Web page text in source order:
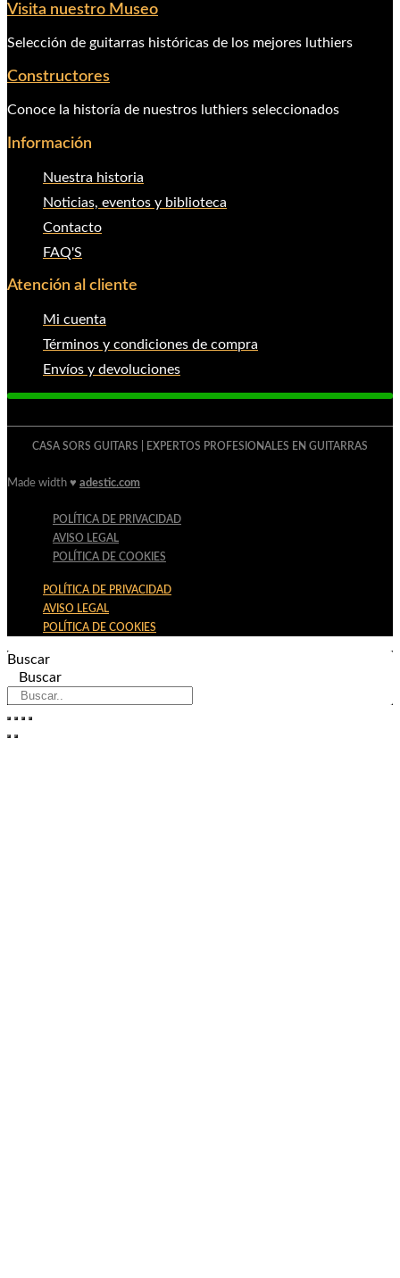
Visita nuestro Museo
Selección de guitarras históricas de los mejores luthiers
Constructores
Conoce la historía de nuestros luthiers seleccionados
Información
Nuestra historia
Noticias, eventos y biblioteca
Contacto
FAQ'S
Atención al cliente
Mi cuenta
Términos y condiciones de compra
Envíos y devoluciones
CASA SORS GUITARS | EXPERTOS PROFESIONALES EN GUITARRAS
Made width ♥ adestic.com
POLÍTICA DE PRIVACIDAD
AVISO LEGAL
POLÍTICA DE COOKIES
POLÍTICA DE PRIVACIDAD
AVISO LEGAL
POLÍTICA DE COOKIES
Buscar
Buscar